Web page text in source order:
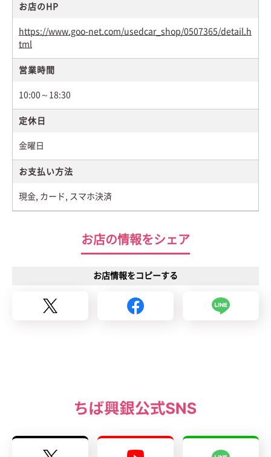
お店のHP
https://www.goo-net.com/usedcar_shop/0507365/detail.h
tml
営業時間
10:00～18:30
定休日
金曜日
お支払い方法
現金, カード, スマホ決済
お店の情報をシェア
お店情報をコピーする